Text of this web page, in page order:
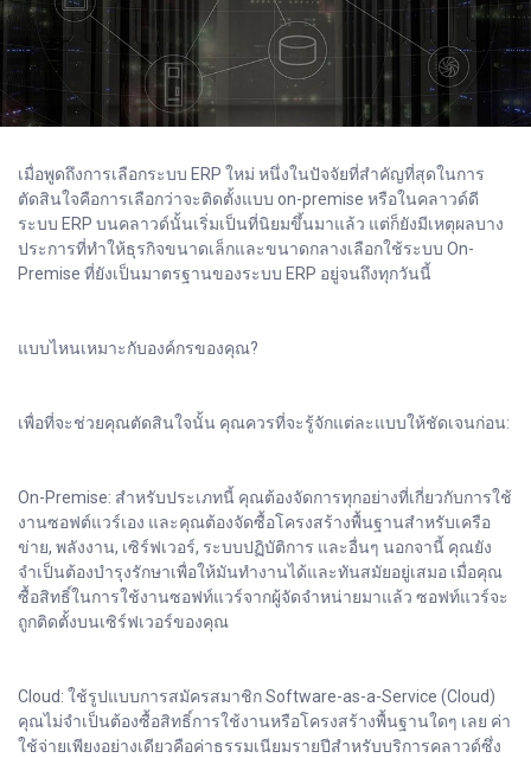
เมื่อพูดถึงการเลือกระบบ ERP ใหม่ หนึ่งในปัจจัยที่สำคัญที่สุดในการ
ตัดสินใจคือการเลือกว่าจะติดตั้งแบบ on-premise หรือในคลาวด์ดี
ระบบ ERP บนคลาวด์นั้นเริ่มเป็นที่นิยมขึ้นมาแล้ว แต่ก็ยังมีเหตุผลบาง
ประการที่ทำให้ธุรกิจขนาดเล็กและขนาดกลางเลือกใช้ระบบ On-
Premise ที่ยังเป็นมาตรฐานของระบบ ERP อยู่จนถึงทุกวันนี้
แบบไหนเหมาะกับองค์กรของคุณ?
เพื่อที่จะช่วยคุณตัดสินใจนั้น คุณควรที่จะรู้จักแต่ละแบบให้ชัดเจนก่อน:
On-Premise: สำหรับประเภทนี้ คุณต้องจัดการทุกอย่างที่เกี่ยวกับการใช้
งานซอฟต์แวร์เอง และคุณต้องจัดซื้อโครงสร้างพื้นฐานสำหรับเครือ
ข่าย, พลังงาน, เซิร์ฟเวอร์, ระบบปฏิบัติการ และอื่นๆ นอกจานี้ คุณยัง
จำเป็นต้องบำรุงรักษาเพื่อให้มันทำงานได้และทันสมัยอยู่เสมอ เมื่อคุณ
ซื้อสิทธิ์ในการใช้งานซอฟท์แวร์จากผู้จัดจำหน่ายมาแล้ว ซอฟท์แวร์จะ
ถูกติดตั้งบนเซิร์ฟเวอร์ของคุณ
Cloud: ใช้รูปแบบการสมัครสมาชิก Software-as-a-Service (Cloud)
คุณไม่จำเป็นต้องซื้อสิทธิ์การใช้งานหรือโครงสร้างพื้นฐานใดๆ เลย ค่า
ใช้จ่ายเพียงอย่างเดียวคือค่าธรรมเนียมรายปีสำหรับบริการคลาวด์ซึ่ง